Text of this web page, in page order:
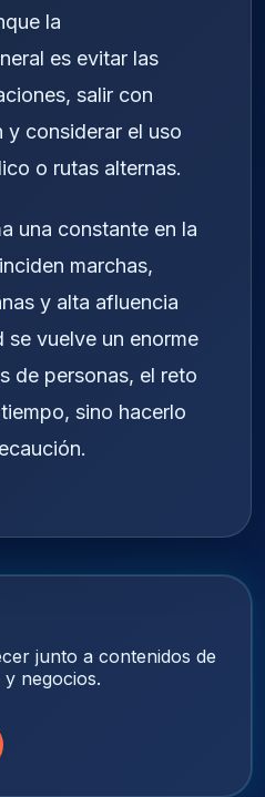
la
es evitar las
salir con
considerar el uso
o rutas alternas.
una constante en la
marchas,
y alta afluencia
se vuelve un enorme
de personas, el reto
sino hacerlo
junto a contenidos de
negocios.